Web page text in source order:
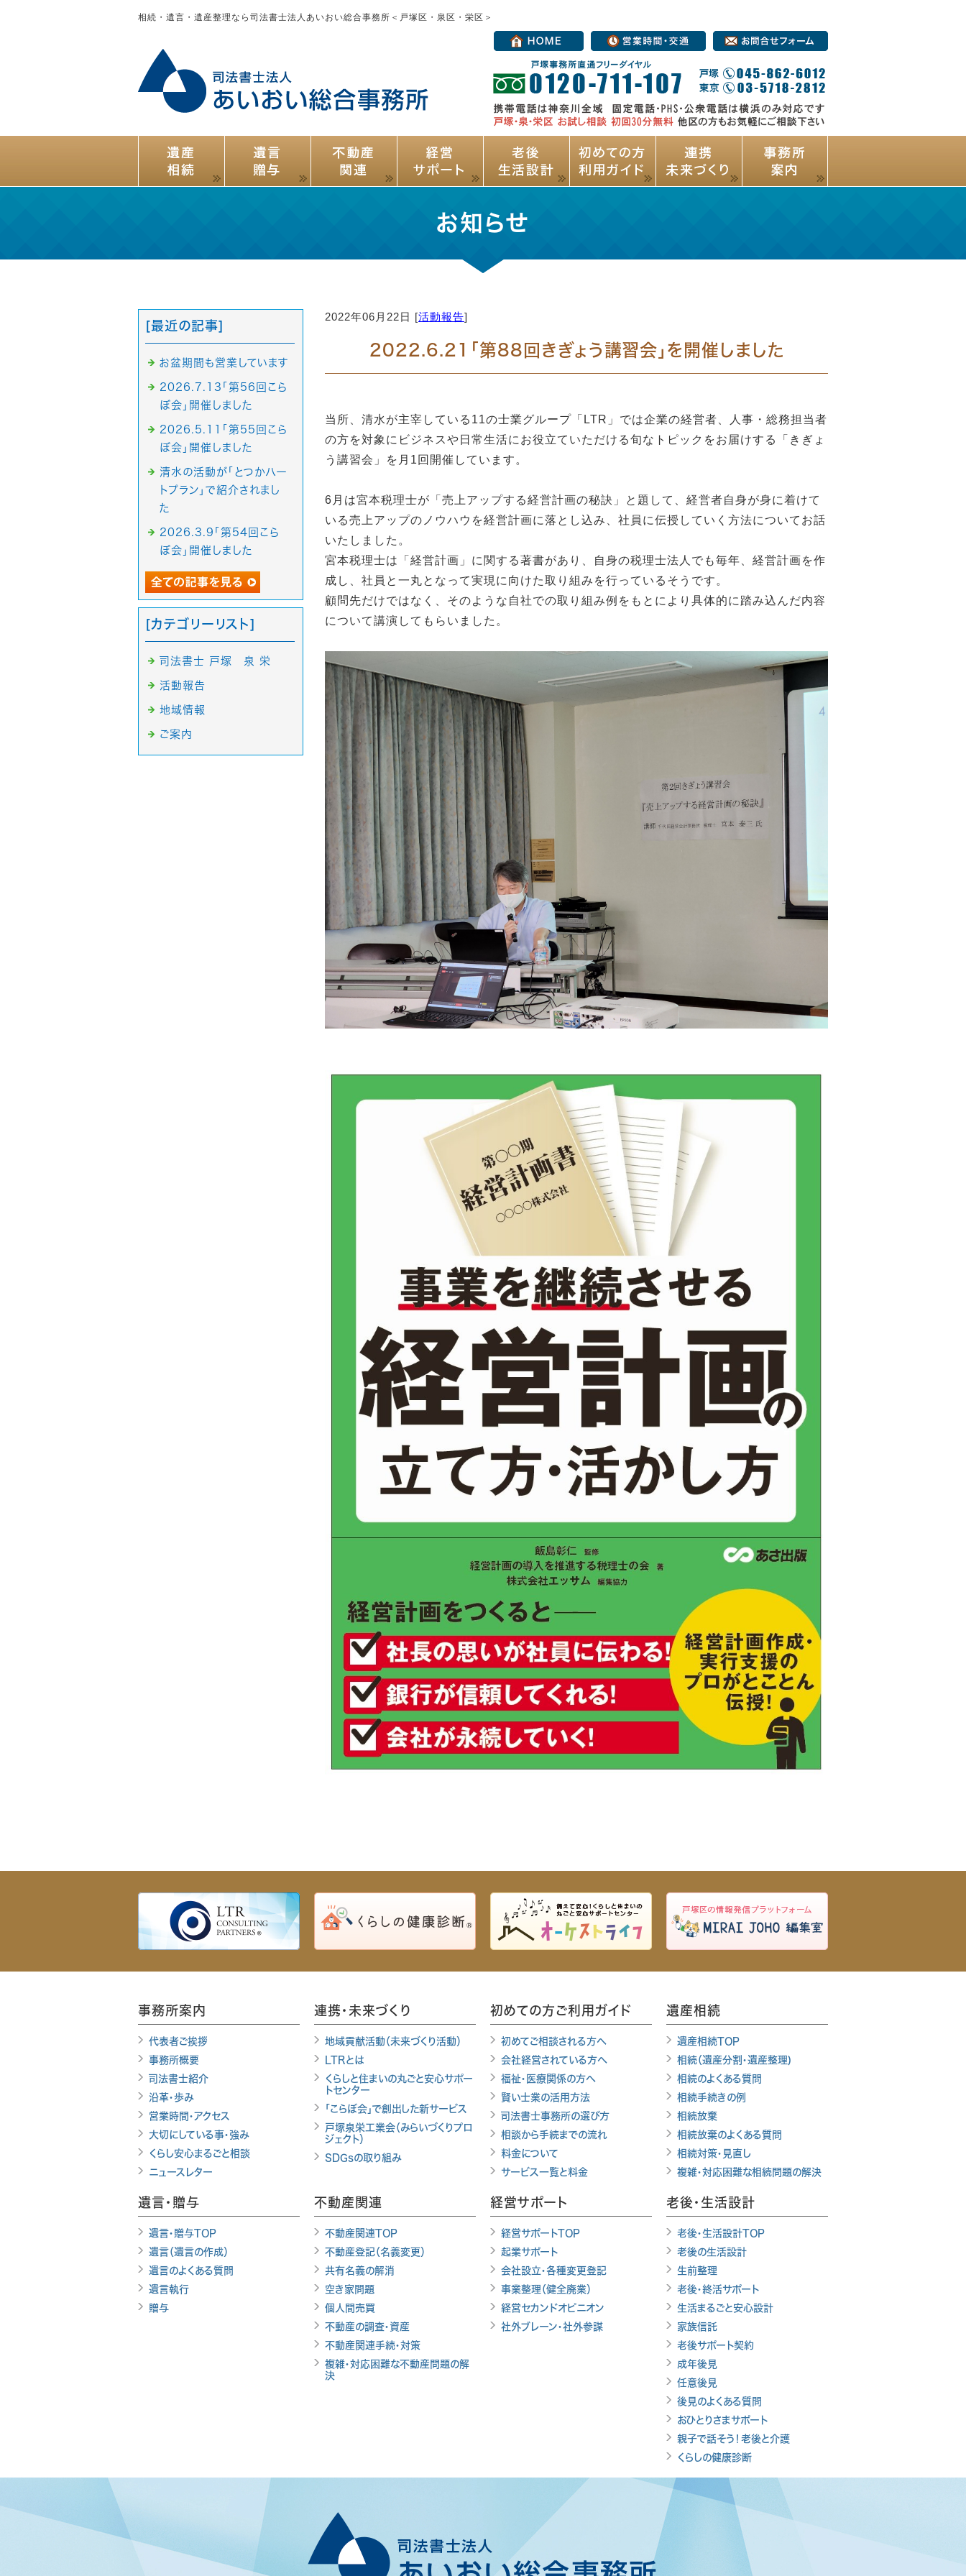
相続・遺言・遺産整理なら司法書士法人あいおい総合事務所＜戸塚区・泉区・栄区＞
お知らせ
2022年06月22日 [活動報告]
2022.6.21「第88回きぎょう講習会」を開催しました
当所、清水が主宰している11の士業グループ「LTR」では企業の経営者、人事・総務担当者
の方を対象にビジネスや日常生活にお役立ていただける旬なトピックをお届けする「きぎょ
う講習会」を月1回開催しています。
6月は宮本税理士が「売上アップする経営計画の秘訣」と題して、経営者自身が身に着けて
いる売上アップのノウハウを経営計画に落とし込み、社員に伝授していく方法についてお話
いたしました。
宮本税理士は「経営計画」に関する著書があり、自身の税理士法人でも毎年、経営計画を作
成し、社員と一丸となって実現に向けた取り組みを行っているそうです。
顧問先だけではなく、そのような自社での取り組み例をもとにより具体的に踏み込んだ内容
について講演してもらいました。
[最近の記事]
お盆期間も営業しています
2026.7.13「第56回こら
ぼ会」開催しました
2026.5.11「第55回こら
ぼ会」開催しました
清水の活動が「とつかハー
トプラン」で紹介されまし
た
2026.3.9「第54回こら
ぼ会」開催しました
[カテゴリーリスト]
司法書士 戸塚 泉 栄
活動報告
地域情報
ご案内
事務所案内
代表者ご挨拶
事務所概要
司法書士紹介
沿革・歩み
営業時間・アクセス
大切にしている事・強み
くらし安心まるごと相談
ニュースレター
連携・未来づくり
地域貢献活動（未来づくり活動）
LTRとは
くらしと住まいの丸ごと安心サポー
トセンター
「こらぼ会」で創出した新サービス
戸塚泉栄工業会（みらいづくりプロ
ジェクト）
SDGsの取り組み
初めての方ご利用ガイド
初めてご相談される方へ
会社経営されている方へ
福祉・医療関係の方へ
賢い士業の活用方法
司法書士事務所の選び方
相談から手続までの流れ
料金について
サービス一覧と料金
遺産相続
遺産相続TOP
相続（遺産分割・遺産整理)
相続のよくある質問
相続手続きの例
相続放棄
相続放棄のよくある質問
相続対策・見直し
複雑・対応困難な相続問題の解決
遺言・贈与
遺言・贈与TOP
遺言（遺言の作成）
遺言のよくある質問
遺言執行
贈与
不動産関連
不動産関連TOP
不動産登記（名義変更）
共有名義の解消
空き家問題
個人間売買
不動産の調査・資産
不動産関連手続・対策
複雑・対応困難な不動産問題の解
決
経営サポート
経営サポートTOP
起業サポート
会社設立・各種変更登記
事業整理（健全廃業）
経営セカンドオピニオン
社外ブレーン・社外参謀
老後・生活設計
老後・生活設計TOP
老後の生活設計
生前整理
老後・終活サポート
生活まるごと安心設計
家族信託
老後サポート契約
成年後見
任意後見
後見のよくある質問
おひとりさまサポート
親子で話そう！老後と介護
くらしの健康診断